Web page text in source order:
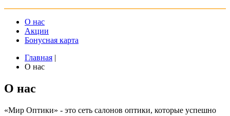
О нас
Акции
Бонусная карта
Главная |
О нас
О нас
«Мир Оптики» - это сеть салонов оптики, которые успешно